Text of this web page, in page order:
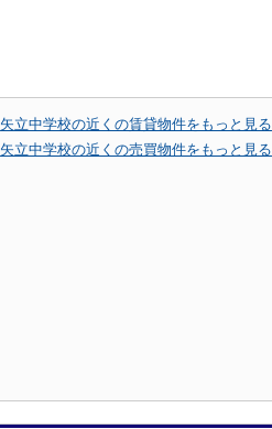
矢立中学校の近くの賃貸物件をもっと見る
矢立中学校の近くの売買物件をもっと見る